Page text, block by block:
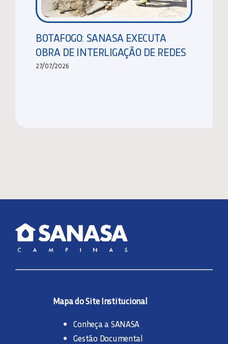
BOTAFOGO: SANASA EXECUTA
OBRA DE INTERLIGAÇÃO DE REDES
27/07/2026
Mapa do Site Institucional
Conheça a SANASA
Gestão Documental